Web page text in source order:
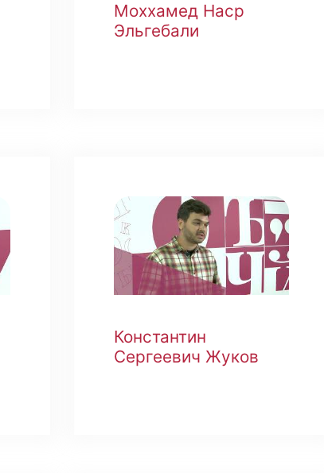
Моххамед Наср
Эльгебали
Константин
Сергеевич Жуков